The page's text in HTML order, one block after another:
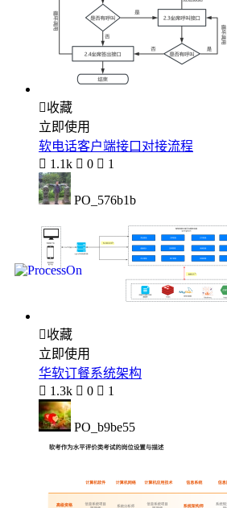
收藏
立即使用
软电话客户端接口对接流程
 1.1k  0  1
PO_576b1b
收藏
立即使用
华软订餐系统架构
 1.3k  0  1
PO_b9be55